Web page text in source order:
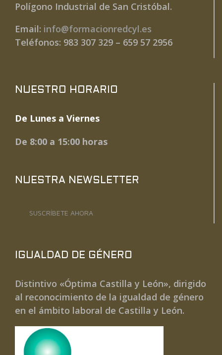
Polígono Industrial de San Cristóbal.
Email: info@formacionredcyl.es
Teléfonos: 983 307 329 – 659 57 2956
NUESTRO HORARIO
De Lunes a Viernes
De 8:00 a 15:00 horas
NUESTRA NEWSLETTER
SUSCRÍBETE AHORA
IGUALDAD DE GÉNERO
Distintivo «Óptima Castilla y León», dirigido
al reconocimiento de la igualdad de género
en el ámbito laboral de Castilla y León.